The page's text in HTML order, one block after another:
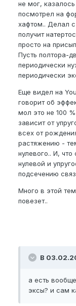
не мог,
посмотрел на
хафтом.. Делал
получит
просто на
Пусть полтора-
периодически
периодически
Еще видел на
говорит об
мол это не 100
зависит от
всех от
растяжению -
нулевого.. И,
нулевой и
подсечению
Много в этой
повезет..
В
а есть
эксы? и сам